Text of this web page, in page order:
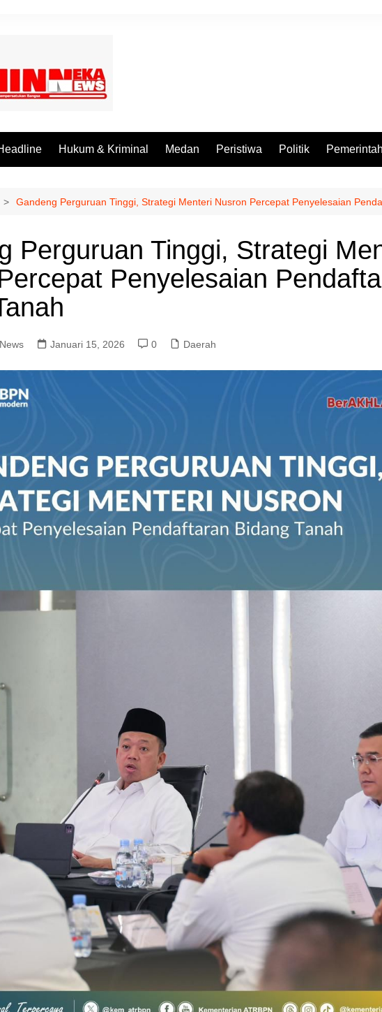
Hukum & Kriminal Medan Peristiwa Politik
Gandeng Perguruan Tinggi, Strategi Menteri Nusron Percepat Penyelesaian
Perguruan Tinggi, Strategi
Penyelesaian
Januari 15, 2026 0 Daerah